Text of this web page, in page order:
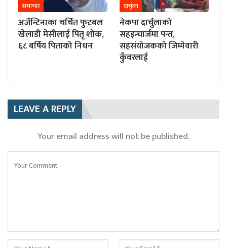
समाचार
अर्जेन्टिनाका चर्चित फुटबल
खेलाडी मेसीलाई पितृ शोक,
६८ बर्षिय पिताको निधन
दार्चुला
नेकपा दार्चुलाको
सहइन्चार्जमा पन्त,
सहसंयोजकको जिम्मेवारी
कुँवरलाई
LEAVE A REPLY
Your email address will not be published.